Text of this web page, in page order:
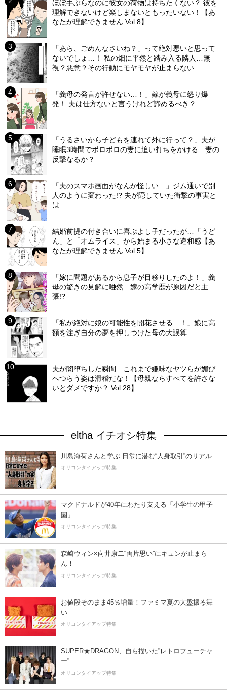
ほぼ手ぶらなのに彼女の荷物は持ちたくない？ 彼を
理解できないけど楽しまないともったいない！【あ
なたが理解できません Vol.8】
「あら、ごめんなさいね？」って絶対悪いと思って
ないでしょ…！ 私の畑に平然と踏み入る隣人…無
視？悪意？その行動にモヤモヤが止まらない
「義母の発言が許せない…！」嫁が義母に怒り爆
発！ 夫は仕方ないと言うけれど諦めるべき？
「うるさいから子どもを連れて外に行って？」夫が
睡眠3時間でボロボロの妻に追い打ちをかける…妻の
反撃なるか？
「夫のスマホ画面がなんか怪しい…」ジム通いで別
人のように変わった!? 夫が隠していた衝撃の事実と
は
結婚前提の付き合いに喜ぶよし子だったが…「うど
ん」と「オムライス」から始まる小さな違和感【あ
なたが理解できません Vol.5】
「嫁に問題があるから息子が目移りしたのよ！」義
母の驚きの見解に唖然…嫁の高学歴が原因だと主
張!?
「私が絶対に娘の可能性を開花させる…！」娘に高
額を注ぎ自分の夢を押しつけた母の大誤算
夫が闇堕ちした瞬間…これまで嫌味なヤツらが媚び
へつらう姿は滑稽だな！【母親ならすべてを許さな
いとダメですか？ Vol.28】
eltha イチオシ特集
川島海荷さんと学ぶ 日常に潜む“人身取引”のリアル
オリコンタイアップ特集
マクドナルドが40年にわたり支える「小学生の甲子
園」
オリコンタイアップ特集
森崎ウィン×向井康二“両片思い”にキュンが止まら
ん！
オリコンタイアップ特集
お値段そのまま45％増量！ファミマ夏の大盤振る舞
い
オリコンタイアップ特集
SUPER★DRAGON、自ら描いた”レトロフューチャ
ー”
オリコンタイアップ特集